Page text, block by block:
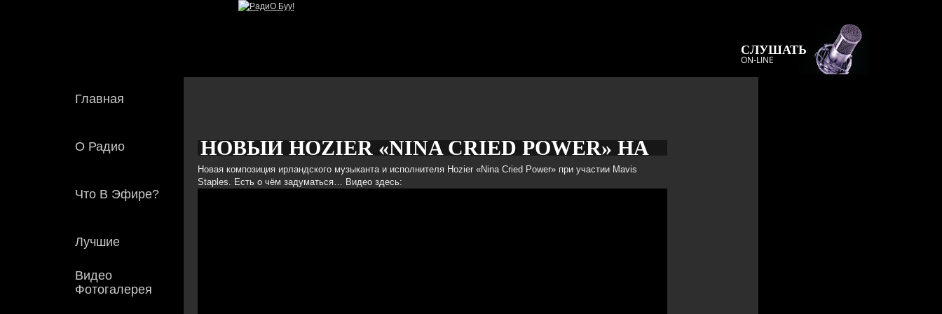
СЛУШАТЬ
ON-LINE
Главная
О Радио
Что В Эфире?
Лучшие
Видео
Фотогалерея
НОВЫЙ HOZIER «NINA CRIED POWER» НА
БУУ!
Создано: ADMIN Пн, 24/09/2018
Новая композиция ирландского музыканта и исполнителя Hozier «Nina Cried Power» при участии Mavis
Staples. Есть о чём задуматься… Видео здесь: